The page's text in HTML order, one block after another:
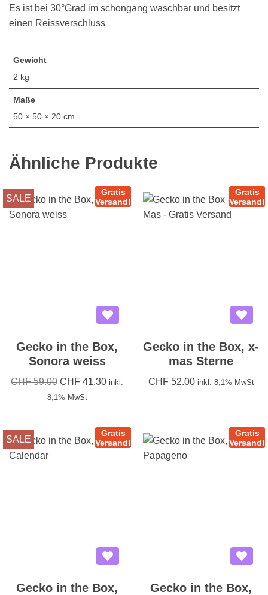
Es ist bei 30°Grad im schongang waschbar und besitzt
einen Reissverschluss
Gewicht
2 kg
Maße
50 × 50 × 20 cm
Ähnliche Produkte
SALE
Gratis
Versand!
Gecko in the Box,
Sonora weiss
CHF59.00 CHF 41.30 inkl.
8,1% MwSt
Gratis
Versand!
Gecko in the Box, x-
mas Sterne
CHF52.00 inkl. 8,1% MwSt
SALE
Gratis
Versand!
Gecko in the Box,
Gratis
Versand!
Gecko in the Box,